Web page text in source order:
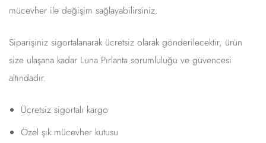
mücevher ile değişim sağlayabilirsiniz.
Siparişiniz sigortalanarak ücretsiz olarak gönderilecektir, ürün
size ulaşana kadar Luna Pırlanta sorumluluğu ve güvencesi
altındadır.
Ücretsiz sigortalı kargo
Özel şık mücevher kutusu